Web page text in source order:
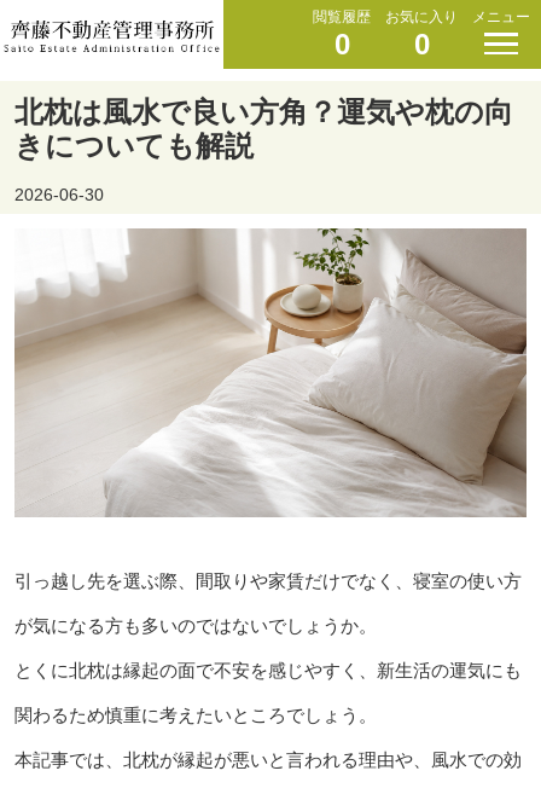
閲覧履歴
0
お気に入り
0
メニュー
北枕は風水で良い方角？運気や枕の向
きについても解説
2026-06-30
引っ越し先を選ぶ際、間取りや家賃だけでなく、寝室の使い方
が気になる方も多いのではないでしょうか。
とくに北枕は縁起の面で不安を感じやすく、新生活の運気にも
関わるため慎重に考えたいところでしょう。
本記事では、北枕が縁起が悪いと言われる理由や、風水での効